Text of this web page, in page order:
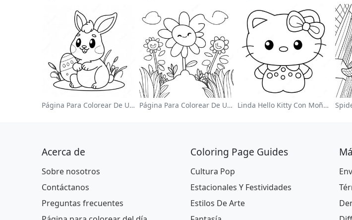
Página Para Colorear De Un Lindo Conejo De Pascua Página Para Colorear De Un Jardín De Flores Coloridas Linda Hello Kitty Con Moño Para Colorear
Acerca de
Sobre nosotros
Contáctanos
Preguntas frecuentes
Coloring Page Guides
Cultura Pop
Estacionales Y Festividades
Estilos De Arte